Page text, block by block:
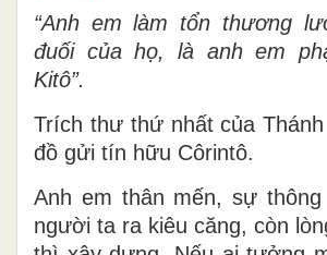
“Anh em làm tổn thương
đuối của họ, là anh em
Kitô”.
Trích thư thứ nhất của
đồ gửi tín hữu Côrintô.
Anh em thân mến, sự
người ta ra kiêu căng, còn